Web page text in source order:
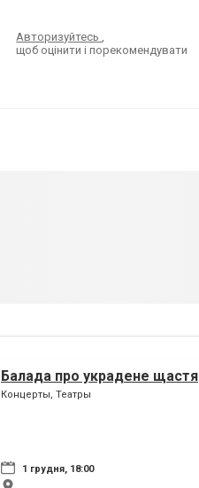
Авторизуйтесь,
щоб оцінити і порекомендувати
Балада про украдене щастя
Концерты, Театры
1 грудня, 18:00